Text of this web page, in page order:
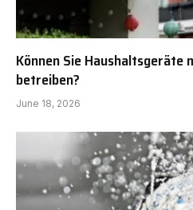
Können Sie Haushaltsgeräte
betreiben?
June 18, 2026